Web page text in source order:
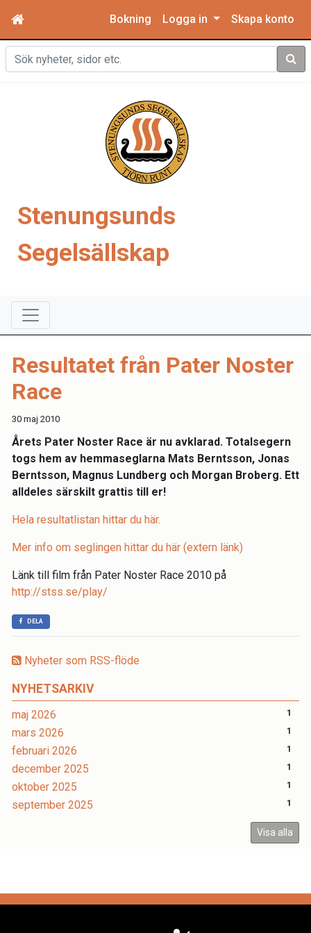
Bokning Logga in Skapa konto
Sök
Stenungsunds
Segelsällskap
Nyheter som RSS-flöde
NYHETSARKIV
maj 2026 1
mars 2026 1
februari 2026 1
december 2025 1
oktober 2025 1
september 2025 1
Visa alla
Resultatet från Pater Noster
Race
30 maj 2010
Årets Pater Noster Race är nu avklarad. Totalsegern
togs hem av hemmaseglarna Mats Berntsson, Jonas
Berntsson, Magnus Lundberg och Morgan Broberg. Ett
alldeles särskilt grattis till er!
Hela resultatlistan hittar du här.
Mer info om seglingen hittar du här (extern länk)
Länk till film från Pater Noster Race 2010 på
http://stss.se/play/
DELA